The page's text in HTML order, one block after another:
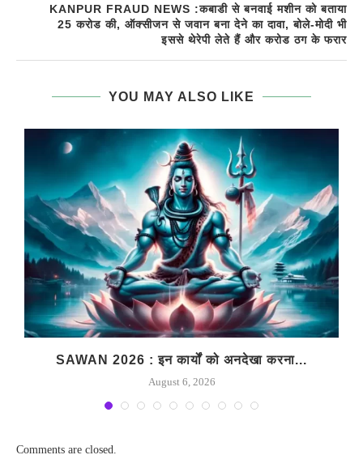
KANPUR FRAUD NEWS :कबाडी से बनवाई मशीन को बताया
25 करोड की, ऑक्सीजन से जवान बना देने का दावा, बोले-मोदी भी
इससे थेरेपी लेते हैं और करोड ठग के फरार
YOU MAY ALSO LIKE
SAWAN 2026 : इन कार्यों को अनदेखा करना...
August 6, 2026
Comments are closed.